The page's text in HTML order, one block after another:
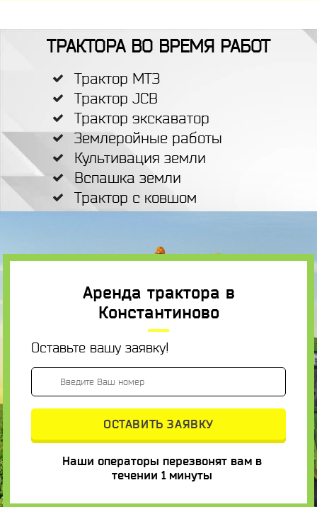
ТРАКТОРА ВО ВРЕМЯ РАБОТ
Трактор МТЗ
Трактор JCB
Трактор экскаватор
Землеройные работы
Культивация земли
Вспашка земли
Трактор с ковшом
Аренда трактора в
Константиново
Оставьте вашу заявку!
Наши операторы перезвонят вам в
течении 1 минуты